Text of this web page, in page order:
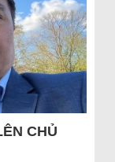
CHỦ